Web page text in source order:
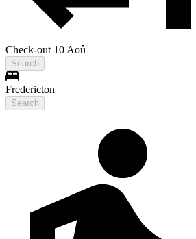
Check-out 10 Aoû
Search
Fredericton
Search